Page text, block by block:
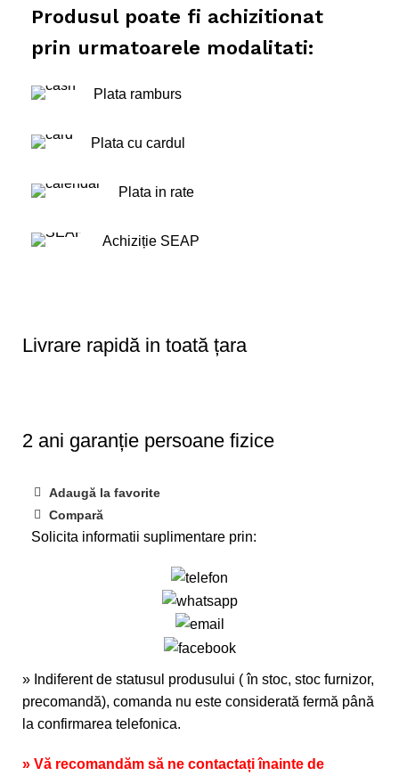
Produsul poate fi achizitionat
prin urmatoarele modalitati:
Plata ramburs
Plata cu cardul
Plata in rate
Achiziție SEAP
Livrare rapidă in toată țara
2 ani garanție persoane fizice
Adaugă la favorite
Compară
Solicita informatii suplimentare prin:
» Indiferent de statusul produsului ( în stoc, stoc furnizor,
precomandă), comanda nu este considerată fermă până
la confirmarea telefonica.
» Vă recomandăm să ne contactați înainte de